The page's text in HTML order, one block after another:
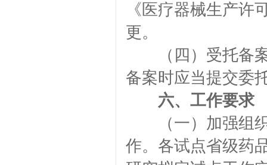
《医疗器械生产
更。
（四）受托备案
备案时应当提交委
六、工作要求
（一）加强组织
作。各试点省级药